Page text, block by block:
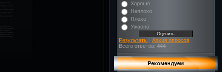
Хорошо
Неплохо
Плохо
Ужасно
Результаты | Архив опросов
Всего ответов: 444
Рекомендуем